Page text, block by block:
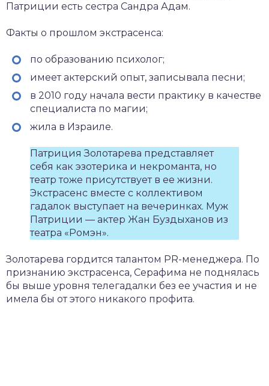
Патриции есть сестра Сандра Адам.
Факты о прошлом экстрасенса:
по образованию психолог;
имеет актерский опыт, записывала песни;
в 2010 году начала вести практику в качестве
специалиста по магии;
жила в Израиле.
Патриция Золотарева представляет
себя как эзотерика и некроманта, но
театр тоже присутствует в ее жизни.
Экстрасенс вместе с коллективом
гадалок выступает на вечеринках. Муж
Патриции — актер Жан Буздыханов из
театра «Ромэн».
Золотарева гордится талантом PR-менеджера. По
признанию экстрасенса, Серафима не поднялась
бы выше уровня телегадалки без ее участия и не
имела бы от этого никакого профита.